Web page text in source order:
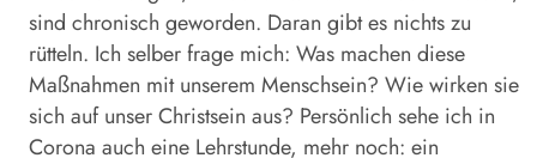
sind chronisch geworden. Daran gibt es nichts zu
rütteln. Ich selber frage mich: Was machen diese
Maßnahmen mit unserem Menschsein? Wie wirken sie
sich auf unser Christsein aus? Persönlich sehe ich in
Corona auch eine Lehrstunde, mehr noch: ein